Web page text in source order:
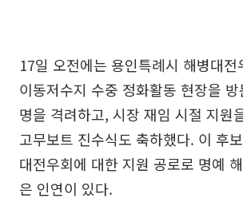
17일 오전에는 용인특례시 해병대전
이동저수지 수중 정화활동 현장을
명을 격려하고, 시장 재임 시절 지원
고무보트 진수식도 축하했다. 이 후
대전우회에 대한 지원 공로로 명예
은 인연이 있다.